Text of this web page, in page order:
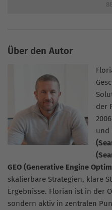
88
Über den Autor
der
und
GEO (Generative Engine
skalierbare Strategien, klare
Ergebnisse. Florian ist in der
sondern aktiv in zentralen